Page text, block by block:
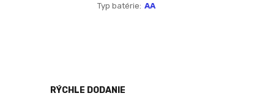
Typ batérie: AA
RÝCHLE DODANIE